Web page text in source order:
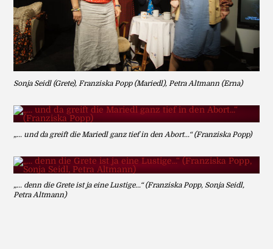
Sonja Seidl (Grete), Franziska Popp (Mariedl), Petra Altmann (Erna)
„... und da greift die Mariedl ganz tief in den Abort...“ (Franziska Popp)
„... denn die Grete ist ja eine Lustige...“ (Franziska Popp, Sonja Seidl,
Petra Altmann)